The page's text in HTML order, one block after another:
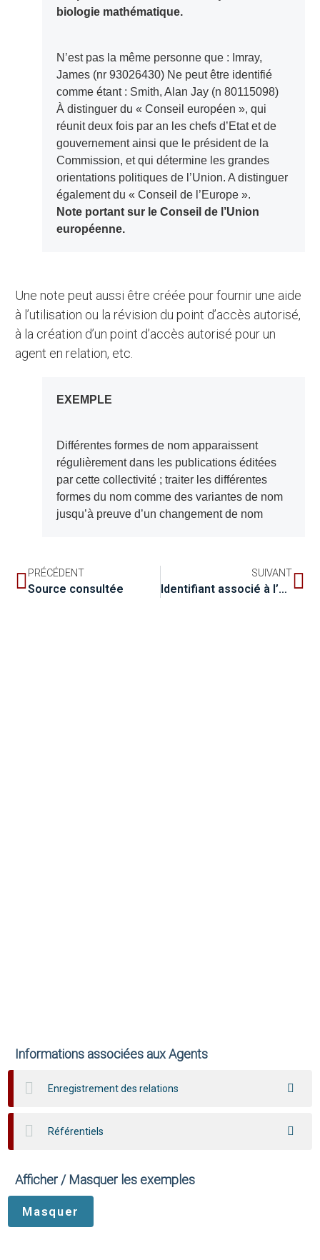
biologie mathématique.
N’est pas la même personne que : Imray,
James (nr 93026430) Ne peut être identifié
comme étant : Smith, Alan Jay (n 80115098)
À distinguer du « Conseil européen », qui
réunit deux fois par an les chefs d’Etat et de
gouvernement ainsi que le président de la
Commission, et qui détermine les grandes
orientations politiques de l’Union. A distinguer
également du « Conseil de l’Europe ».
Note portant sur le Conseil de l’Union
européenne.
Une note peut aussi être créée pour fournir une aide
à l’utilisation ou la révision du point d’accès autorisé,
à la création d’un point d’accès autorisé pour un
agent en relation, etc.
EXEMPLE
Différentes formes de nom apparaissent
régulièrement dans les publications éditées
par cette collectivité ; traiter les différentes
formes du nom comme des variantes de nom
jusqu’à preuve d’un changement de nom
PRÉCÉDENT
Source consultée
SUIVANT
Identifiant associé à l’agent
Informations associées aux Agents
Enregistrement des relations
Référentiels
Afficher / Masquer les exemples